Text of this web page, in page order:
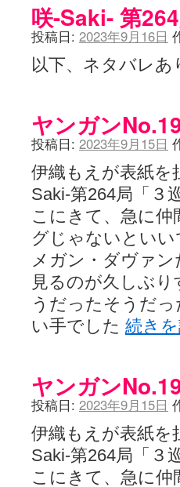
咲の仮blog / 和ちゃん (12:02)
もれ日和 / 一ちゃんのフィギ
世紀末麻雀ブログ-じゃんキ
ぐりーん哩 - 咲-Saki- / ネリ
花鳥風月 - 咲-Saki- / やえたん
電波天文学 - 咲-Saki- / BOOTH
Powered by livedoor 相互RSS
咲-Saki- 第264
投稿日: 2023年9月16日
以下、ネタバレあ
ヤンガン
投稿日: 2023年9月15日
伊織もえが表紙を
Saki-第264局「３
こにきて、急に
グじゃないとい
メガン・ダヴァ
見るのが久しぶ
うだったそうだ
い手でした 続き
ヤンガン
投稿日: 2023年9月15日
伊織もえが表紙を
Saki-第264局「３
こにきて、急に